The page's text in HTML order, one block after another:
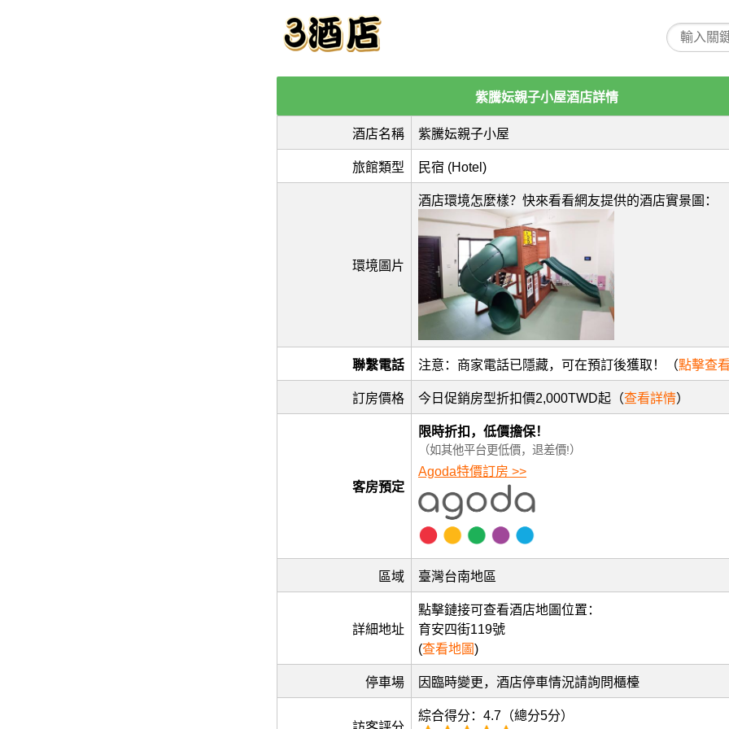
紫騰妘親子小屋酒店詳情
酒店名稱 紫騰妘親子小屋
旅館類型 民宿 (Hotel)
環境圖片
酒店環境怎麼樣？快來看看網友提供的酒店實景圖：
聯繫電話 注意：商家電話已隱藏，可在預訂後獲取！（點擊查
訂房價格 今日促銷房型折扣價2,000TWD起（查看詳情）
客房預定
限時折扣，低價擔保！
（如其他平台更低價，退差價!）
Agoda特價訂房 >>
區域 臺灣台南地區
詳細地址
點擊鏈接可查看酒店地圖位置：
育安四街119號
(查看地圖)
停車場 因臨時變更，酒店停車情況請詢問櫃檯
綜合得分：4.7（總分5分）